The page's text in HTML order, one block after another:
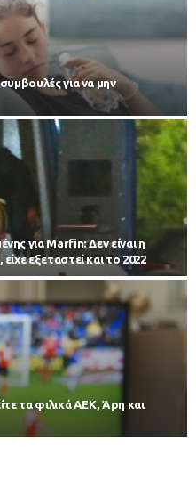
για να μην
για Marfin: Δεν είναι η
εξεταστεί και το 2022
τα φιλικά ΑΕΚ, Άρη και